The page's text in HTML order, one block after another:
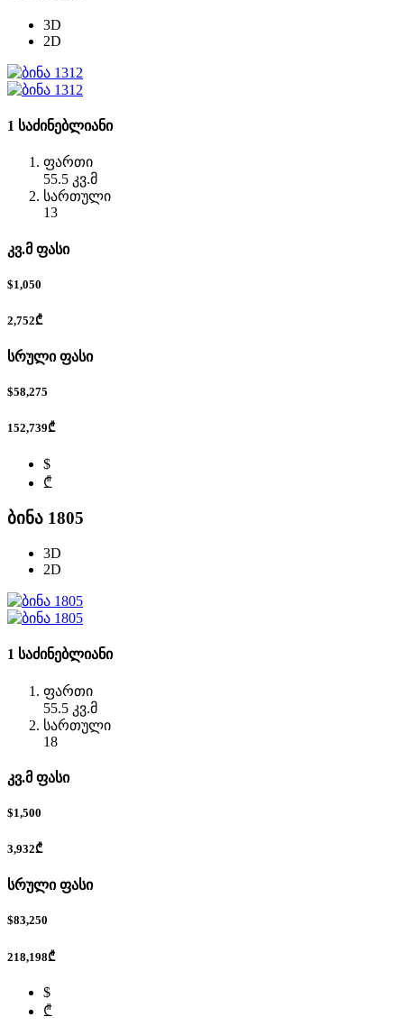
3D
2D
1 საძინებლიანი
ფართი
55.5 კვ.მ
სართული
13
კვ.მ ფასი
$1,050
2,752₾
სრული ფასი
$58,275
152,739₾
$
₾
ბინა 1805
3D
2D
1 საძინებლიანი
ფართი
55.5 კვ.მ
სართული
18
კვ.მ ფასი
$1,500
3,932₾
სრული ფასი
$83,250
218,198₾
$
₾